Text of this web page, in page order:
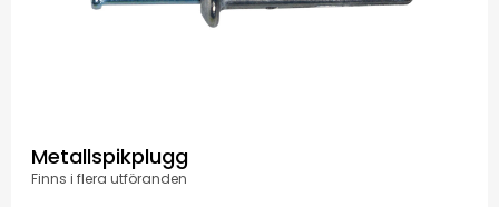
Metallspikplugg
Finns i flera utföranden